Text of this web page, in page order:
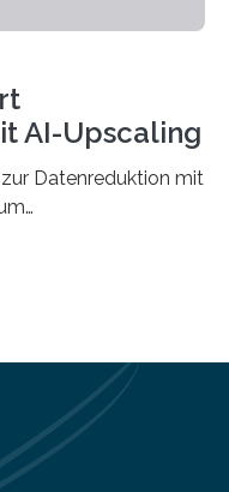
AI-Upscaling
Datenreduktion mit
für
gezielten
in schwierigen
Event dient der
und der